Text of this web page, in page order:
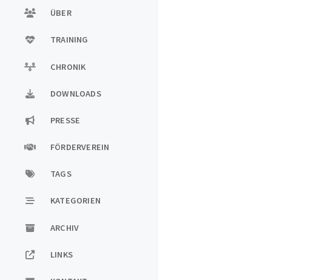
ÜBER
TRAINING
CHRONIK
DOWNLOADS
PRESSE
FÖRDERVEREIN
TAGS
KATEGORIEN
ARCHIV
LINKS